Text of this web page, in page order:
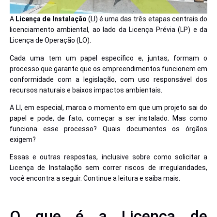
A Licença de Instalação (LI) é uma das três etapas centrais do
licenciamento ambiental, ao lado da Licença Prévia (LP) e da
Licença de Operação (LO).
Cada uma tem um papel específico e, juntas, formam o
processo que garante que os empreendimentos funcionem em
conformidade com a legislação, com uso responsável dos
recursos naturais e baixos impactos ambientais.
A LI, em especial, marca o momento em que um projeto sai do
papel e pode, de fato, começar a ser instalado. Mas como
funciona esse processo? Quais documentos os órgãos
exigem?
Essas e outras respostas, inclusive sobre como solicitar a
Licença de Instalação sem correr riscos de irregularidades,
você encontra a seguir. Continue a leitura e saiba mais.